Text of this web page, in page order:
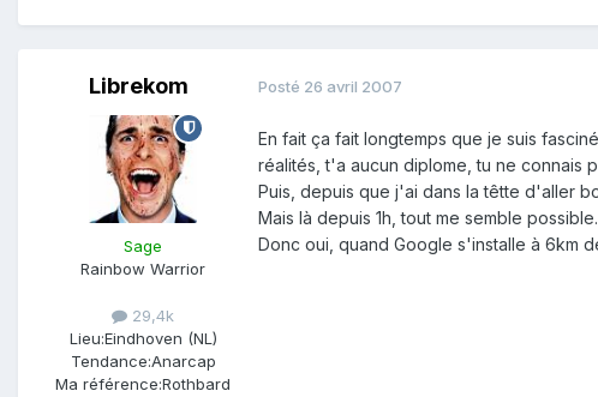
Librekom
Sage
Rainbow Warrior
29,4k
Lieu:Eindhoven (NL)
Tendance:Anarcap
Ma référence:Rothbard
Posté 26 avril 2007
En fait ça fait longtemps que je suis
réalités, t'a aucun diplome, tu ne connais
Puis, depuis que j'ai dans la têtte d'aller
Mais là depuis 1h, tout me semble
Donc oui, quand Google s'installe à 6km